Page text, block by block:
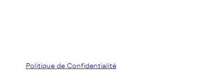
Politique de Confidentialité